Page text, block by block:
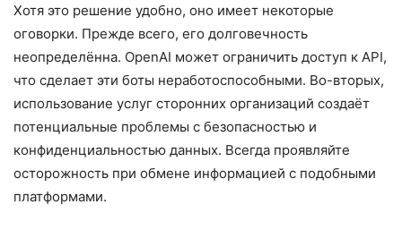
Хотя это решение удобно, оно имеет некоторые
оговорки. Прежде всего, его долговечность
неопределённа. OpenAI может ограничить доступ к API,
что сделает эти боты неработоспособными. Во-вторых,
использование услуг сторонних организаций создаёт
потенциальные проблемы с безопасностью и
конфиденциальностью данных. Всегда проявляйте
осторожность при обмене информацией с подобными
платформами.